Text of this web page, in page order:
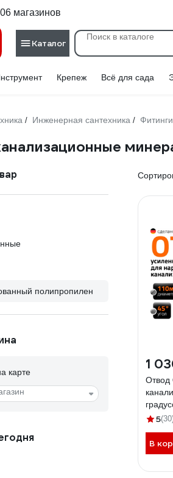
магазинов
Каталог
Крепеж Всё для сада
/ Инженерная сантехника / Фитинги
полипропилен
карте
1
Отвод
5
В